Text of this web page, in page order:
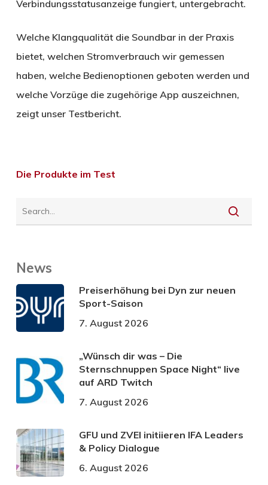
Verbindungsstatusanzeige fungiert, untergebracht.
Welche Klangqualität die Soundbar in der Praxis
bietet, welchen Stromverbrauch wir gemessen
haben, welche Bedienoptionen geboten werden und
welche Vorzüge die zugehörige App auszeichnen,
zeigt unser Testbericht.
Die Produkte im Test
News
Preiserhöhung bei Dyn zur neuen
Sport-Saison
7. August 2026
„Wünsch dir was – Die
Sternschnuppen Space Night“ live
auf ARD Twitch
7. August 2026
GFU und ZVEI initiieren IFA Leaders
& Policy Dialogue
6. August 2026